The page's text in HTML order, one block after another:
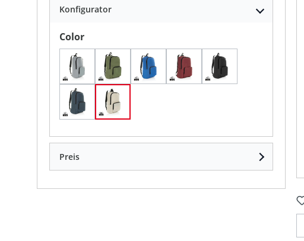
Konfigurator
Colorauswählen
Grau Grün Königsblau
Rot Schwarz
navy blauoff white
Preis